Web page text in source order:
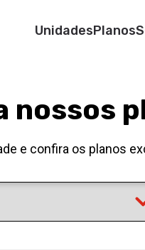
UnidadesPlanos
nossos
e confira os planos